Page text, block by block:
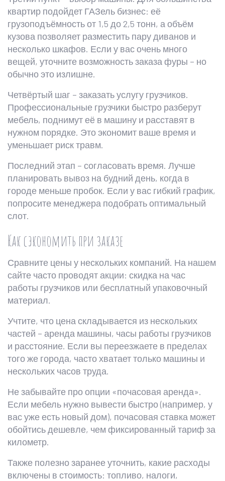
квартир подойдет ГАЗель бизнес: её
грузоподъёмность от 1,5 до 2,5 тонн, а объём
кузова позволяет разместить пару диванов и
несколько шкафов. Если у вас очень много
вещей, уточните возможность заказа фуры – но
обычно это излишне.
Четвёртый шаг – заказать услугу грузчиков.
Профессиональные грузчики быстро разберут
мебель, поднимут её в машину и расставят в
нужном порядке. Это экономит ваше время и
уменьшает риск травм.
Последний этап – согласовать время. Лучше
планировать вывоз на будний день, когда в
городе меньше пробок. Если у вас гибкий график,
попросите менеджера подобрать оптимальный
слот.
Как сэкономить при заказе
Сравните цены у нескольких компаний. На нашем
сайте часто проводят акции: скидка на час
работы грузчиков или бесплатный упаковочный
материал.
Учтите, что цена складывается из нескольких
частей – аренда машины, часы работы грузчиков
и расстояние. Если вы переезжаете в пределах
того же города, часто хватает только машины и
нескольких часов труда.
Не забывайте про опции «почасовая аренда».
Если мебель нужно вывести быстро (например, у
вас уже есть новый дом), почасовая ставка может
обойтись дешевле, чем фиксированный тариф за
километр.
Также полезно заранее уточнить, какие расходы
включены в стоимость: топливо, налоги,